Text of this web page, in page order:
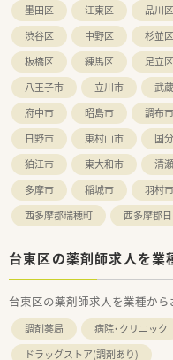
墨田区
江東区 品川区
渋谷区
中野区 杉並区
板橋区
練馬区 足立区
八王子市
立川市 武
府中市
昭島市 調布市
日野市
東村山市 国
狛江市
東大和市 清
多摩市
稲城市 羽村市
西多摩郡瑞穂町
西多摩郡
台東区の薬剤師求人を業
台東区の薬剤師求人を業種から
調剤薬局 病院・クリニック
ドラッグストア(調剤あり)